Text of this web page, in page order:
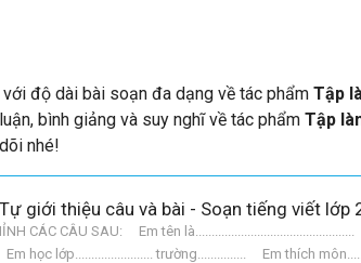
độ dài bài soạn đa dạng về tác phẩm Tập
bình giảng và suy nghĩ về tác phẩm Tập
nhé!
giới thiệu câu và bài - Soạn tiếng viết lớp
CÁC CÂU SAU: Em tên
Em học lớp........................ trường............... Em thích